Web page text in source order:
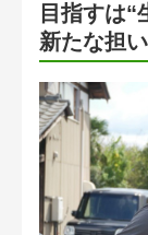
目指すは“
新たな担